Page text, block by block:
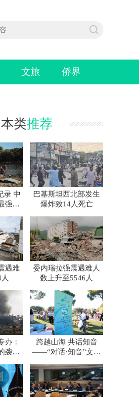
文旅 侨界
本类推荐
录 中
强热
巴基斯坦西北部发生
爆炸致14人死亡
遇难
委内瑞拉强震遇难人
数上升至5546人
办：
袭击
跨越山海 共话知音
——“对话·知音”文明
活动精彩亮相
Common Grounds多元
文化节